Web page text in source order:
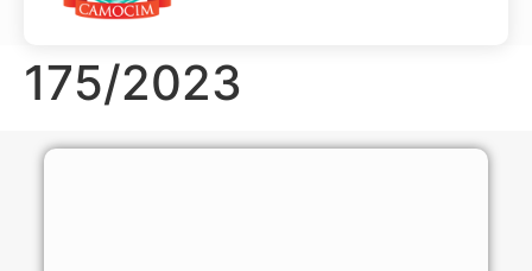
175/2023